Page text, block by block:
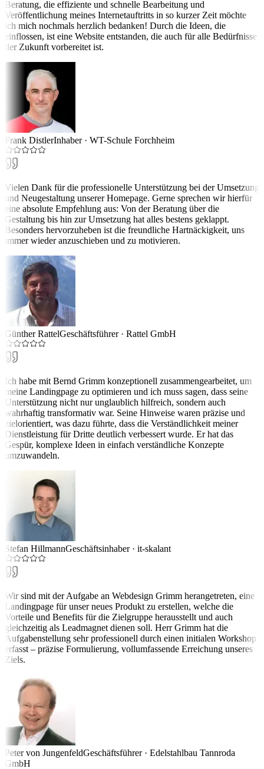
Beratung, die effiziente und schnelle Bearbeitung und
Veröffentlichung meines Internetauftritts in so kurzer Zeit möchte
ich mich nochmals herzlich bedanken! Durch die Ideen, die
einflossen, ist eine Website entstanden, die auch für alle Bedürfnisse
der Zukunft vorbereitet ist.
Frank DistlerInhaber· WT-Schule Forchheim
Vielen Dank für die professionelle Unterstützung bei der Umsetzung
und Neugestaltung unserer Homepage. Gerne sprechen wir hierfür
eine absolute Empfehlung aus: Von der Beratung über die
Gestaltung bis hin zur Umsetzung hat alles bestens geklappt.
Besonders hervorzuheben ist die freundliche Hartnäckigkeit, uns
immer wieder anzuschieben und zu motivieren.
Günther RattelGeschäftsführer· Rattel GmbH
Ich habe mit Bernd Grimm konzeptionell zusammengearbeitet, um
meine Landingpage zu optimieren und ich muss sagen, dass seine
Unterstützung nicht nur unglaublich hilfreich, sondern auch
wahrhaftig transformativ war. Seine Hinweise waren präzise und
zielorientiert, was dazu führte, dass die Verständlichkeit meiner
Dienstleistung für Dritte deutlich verbessert wurde. Er hat das
Gespür, komplexe Ideen in einfach verständliche Konzepte
umzuwandeln.
Stefan HillmannGeschäftsinhaber· it-skalant
Wir sind mit der Aufgabe an Webdesign Grimm herangetreten, eine
Landingpage für unser neues Produkt zu erstellen, welche die
Vorteile und Benefits für die Zielgruppe herausstellt und auch
gleichzeitig als Leadmagnet dienen soll. Herr Grimm hat die
Aufgabenstellung sehr professionell durch einen initialen Workshop
erfasst – präzise Formulierung, vollumfassende Erreichung unseres
Ziels.
Peter von JungenfeldGeschäftsführer· Edelstahlbau Tannroda
GmbH